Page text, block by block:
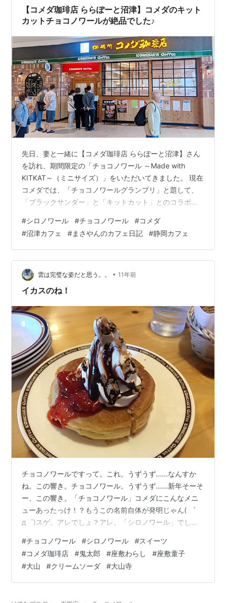
カレーというか、スキー場のカレーという…
【コメダ珈琲店 ららぽーと沼津】コメダのキット
カットチョコノワールが絶品でした♪
先日、妻と一緒に【コメダ珈琲店 ららぽーと沼津】さん
を訪れ、期間限定の「チョコノワール ～Made with
KITKAT～（ミニサイズ）」をいただいてきました。 現在
コメダでは、「チョコノワールグランプリ」と題して、
「ブラックサンダー」と「キットカット」とのコラボメ
とのコラボシロノワールを今回のデザートに選びまし
た。 ららぽーと沼津店。今回が初めての入店です。 どち
らも美味しそう♪ 【内装】 【頼んだメニュー】 【おわり
に】 【基本情報】 【内装】 自分たちが座った席は狭め
でした。 店内は明るく、窓が大きくて開放感のある雰囲
気。カウンター席が…
#シロノワール #チョコノワール #コメダ
#沼津カフェ #まさやんのカフェ日記 #静岡カフェ
雲は完璧な姿だと思う。。 • 11年前
イカスのね！
チョコノワールですって。これ。うずうず......なんすか
ね。この響き。チョコノワール。うずうず......新年そーそ
ー、この響き。「チョコノワール」コメダにこんなメニ
ューあったっけ！？もうこの名前自体が発明じゃん( ゜
д゜)スゲ。アレでしょ？アレ。「シロノワール」でし
区に押し上げた逸品。そりゃそーですって。その名品シ
ロノワールさんにチョコをアレンジしたってわけでまし
ょ！？うずうず......「ノワール」って凄い言葉ですな
ぁ。。イチゴを使えばイチゴノワールでしょ！？栗を使
#チョコノワール #シロノワール #スイーツ
#コメダ珈琲店 #鬼太郎 #座敷わらし #座敷童子
#大山 #クリームソーダ #大山寺